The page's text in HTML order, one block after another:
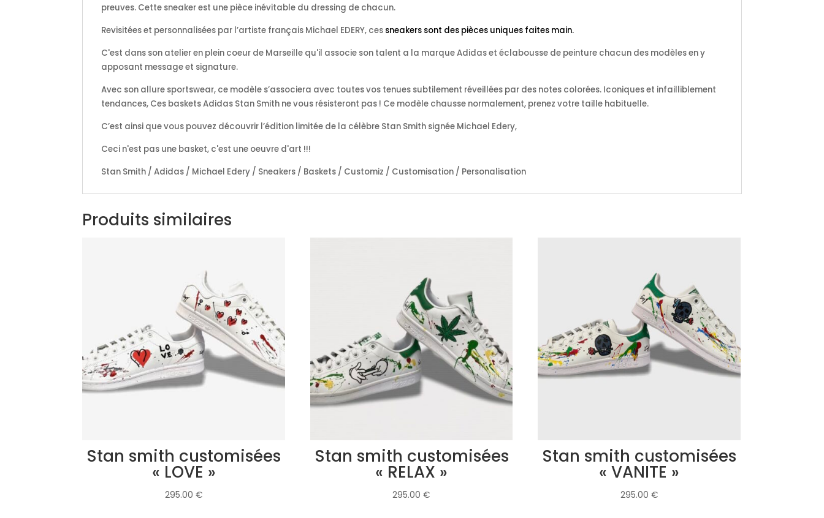
preuves. Cette sneaker est une pièce inévitable du dressing de chacun.
Revisitées et personnalisées par l’artiste français Michael EDERY, ces sneakers sont des pièces uniques faites main.
C'est dans son atelier en plein coeur de Marseille qu'il associe son talent a la marque Adidas et éclabousse de peinture chacun des modèles en y
apposant message et signature.
Avec son allure sportswear, ce modèle s’associera avec toutes vos tenues subtilement réveillées par des notes colorées. Iconiques et infailliblement
tendances, Ces baskets Adidas Stan Smith ne vous résisteront pas ! Ce modèle chausse normalement, prenez votre taille habituelle.
C’est ainsi que vous pouvez découvrir l’édition limitée de la célèbre Stan Smith signée Michael Edery,
Ceci n'est pas une basket, c'est une oeuvre d'art !!!
Stan Smith / Adidas / Michael Edery / Sneakers / Baskets / Customiz / Customisation / Personalisation
Produits similaires
Stan smith customisées
« LOVE »
295.00 €
Stan smith customisées
« RELAX »
295.00€
Stan smith customisées
« VANITE »
295.00 €